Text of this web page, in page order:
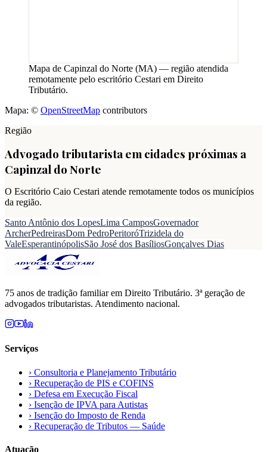
Mapa de Capinzal do Norte (MA) — região atendida
remotamente pelo escritório Cestari em Direito
Tributário.
Mapa: © OpenStreetMap contributors
Região
Advogado tributarista em cidades próximas a
Capinzal do Norte
O Escritório Caio Cestari atende remotamente todos os municípios
da região.
Santo Antônio dos LopesLima CamposGovernador
ArcherPedreirasDom PedroPeritoróTrizidela do
ValeEsperantinópolisSão José dos BasíliosGonçalves Dias
75 anos de tradição familiar em Direito Tributário. 3ª geração de
advogados tributaristas. Atendimento nacional.
Serviços
› Consultoria e Planejamento Tributário
› Recuperação de PIS e COFINS
› Defesa em Execução Fiscal
› Isenção de IPVA para Autistas
› Isenção do Imposto de Renda
› Recuperação de Tributos — Saúde
Atuação